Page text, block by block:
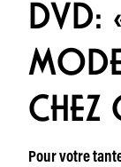
DVD:
CHEZ
Pour votre